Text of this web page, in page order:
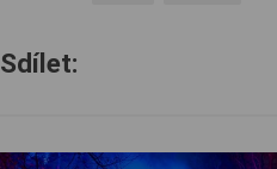
Sdílet: